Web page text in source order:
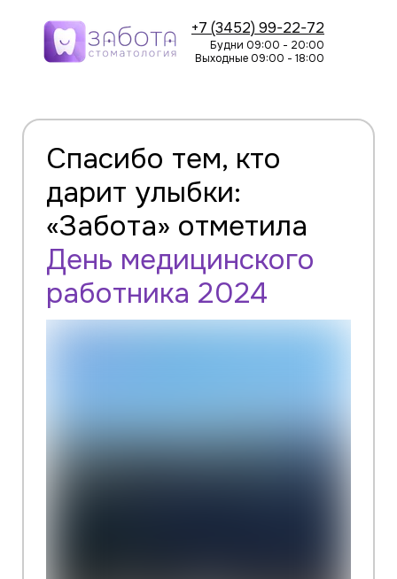
+7 (3452) 99-22-72
Будни 09:00 - 20:00
Выходные 09:00 - 18:00
Спасибо тем, кто
дарит улыбки:
«Забота» отметила
День медицинского
работника 2024